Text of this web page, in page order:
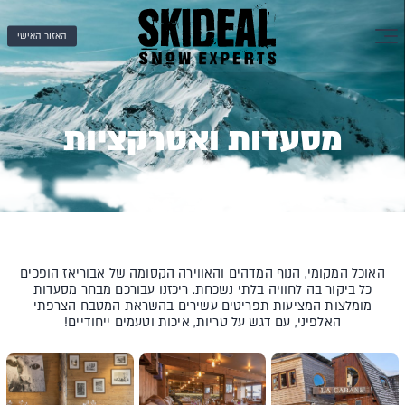
האזור האישי
מסעדות ואטרקציות
האוכל המקומי, הנוף המדהים והאווירה הקסומה של אבוריאז הופכים
כל ביקור בה לחוויה בלתי נשכחת. ריכזנו עבורכם מבחר מסעדות
מומלצות המציעות תפריטים עשירים בהשראת המטבח הצרפתי
האלפיני, עם דגש על טריות, איכות וטעמים ייחודיים!